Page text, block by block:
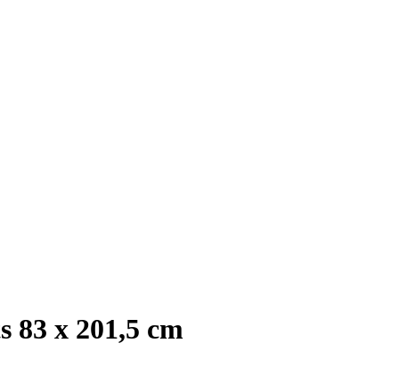
83 x 201,5 cm